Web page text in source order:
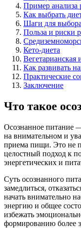
Пример анализа
Как выбрать
Шаги для
Польза и риски
Кето-диета
Вегетарианская
Как развивать
Практические
Заключение
Что такое
Осознанное питание
на внимательном и
приема пищи. Это не
целостный подход к
энергетических и
Суть осознанного
замедлиться,
начать внимательно
энергию и общее
избежать
формированию более